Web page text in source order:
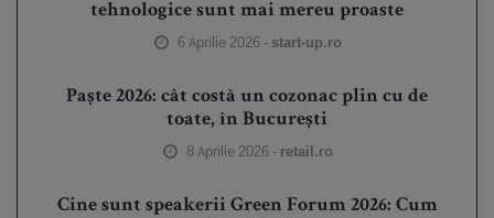
tehnologice sunt mai mereu proaste
6 Aprilie 2026 - start-up.ro
Paște 2026: cât costă un cozonac plin cu de
toate, în București
8 Aprilie 2026 - retail.ro
Cine sunt speakerii Green Forum 2026: Cum